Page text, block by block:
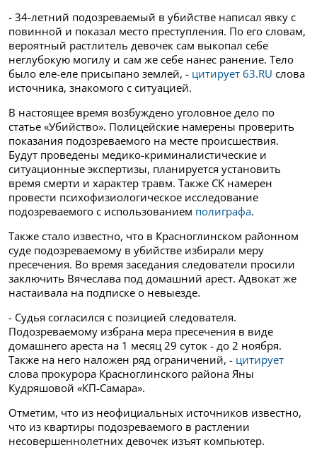
- 34-летний подозреваемый в убийстве написал явку с
повинной и показал место преступления. По его словам,
вероятный растлитель девочек сам выкопал себе
неглубокую могилу и сам же себе нанес ранение. Тело
было еле-еле присыпано землей, - цитирует 63.RU слова
источника, знакомого с ситуацией.
В настоящее время возбуждено уголовное дело по
статье «Убийство». Полицейские намерены проверить
показания подозреваемого на месте происшествия.
Будут проведены медико-криминалистические и
ситуационные экспертизы, планируется установить
время смерти и характер травм. Также СК намерен
провести психофизиологическое исследование
подозреваемого с использованием полиграфа.
Также стало известно, что в Красноглинском районном
суде подозреваемому в убийстве избирали меру
пресечения. Во время заседания следователи просили
заключить Вячеслава под домашний арест. Адвокат же
настаивала на подписке о невыезде.
- Судья согласился с позицией следователя.
Подозреваемому избрана мера пресечения в виде
домашнего ареста на 1 месяц 29 суток - до 2 ноября.
Также на него наложен ряд ограничений, - цитирует
слова прокурора Красноглинского района Яны
Кудряшовой «КП-Самара».
Отметим, что из неофициальных источников известно,
что из квартиры подозреваемого в растлении
несовершеннолетних девочек изъят компьютер.